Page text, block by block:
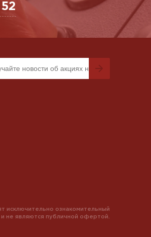
исключительно ознакомительный
и не являются публичной офертой.